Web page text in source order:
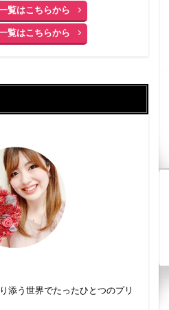
覧はこちらから
覧はこちらから
添う世界でたったひとつのプリ